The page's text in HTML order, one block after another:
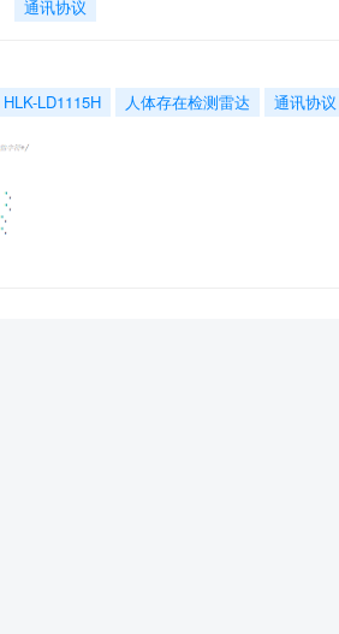
通讯协议
HLK-LD1115H 人体存在检测雷达 通讯协议